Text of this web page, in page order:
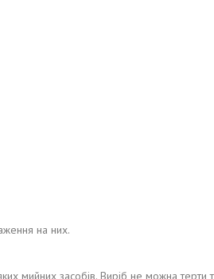
на них.
мийних засобів. Виріб не можна